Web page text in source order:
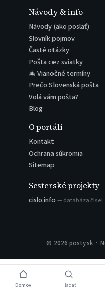
Návody & info
Návody (ako poslať)
Slovník pojmov
Časté otázky
Pošta cez sviatky
🎄 Vianočné termíny
Prečo Slovenská pošta
Volá vám pošta?
Blog
O portáli
Kontakt
Ochrana súkromia
Sitemap
Sesterské projekty
cislo.info — databáza čísel
© 2026 posty.sk ·
Domov Hľadať